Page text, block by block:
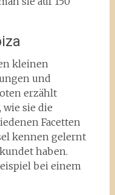
kleinen
und
erzählt
wie sie die
Facetten
kennen gelernt
haben.
bei einem